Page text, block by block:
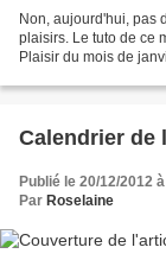
Non, aujourd'hui, pas
plaisirs. Le tuto de ce
Plaisir du mois de
Calendrier de
Publié le 20/12/2012
Par Roselaine